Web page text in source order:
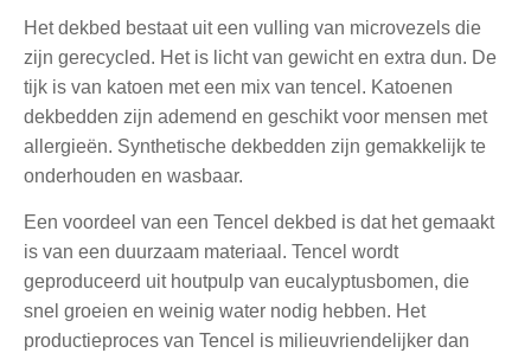
Het dekbed bestaat uit een vulling van microvezels die
zijn gerecycled. Het is licht van gewicht en extra dun. De
tijk is van katoen met een mix van tencel. Katoenen
dekbedden zijn ademend en geschikt voor mensen met
allergieën. Synthetische dekbedden zijn gemakkelijk te
onderhouden en wasbaar.
Een voordeel van een Tencel dekbed is dat het gemaakt
is van een duurzaam materiaal. Tencel wordt
geproduceerd uit houtpulp van eucalyptusbomen, die
snel groeien en weinig water nodig hebben. Het
productieproces van Tencel is milieuvriendelijker dan